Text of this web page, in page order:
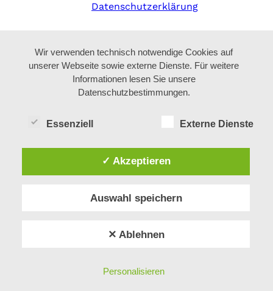
Datenschutzerklärung
Wir verwenden technisch notwendige Cookies auf
unserer Webseite sowie externe Dienste. Für weitere
Informationen lesen Sie unsere
Datenschutzbestimmungen.
Essenziell Externe Dienste
✓ Akzeptieren
Auswahl speichern
✕ Ablehnen
Personalisieren